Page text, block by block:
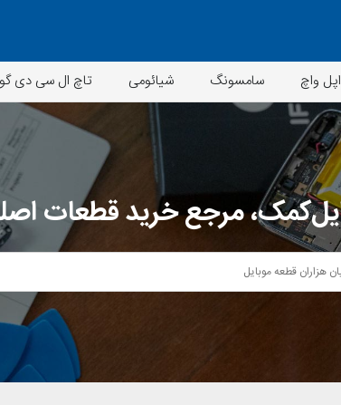
اپل واچ سامسونگ شیائومی تاچ ال سی دی
مرجع خرید قطعات